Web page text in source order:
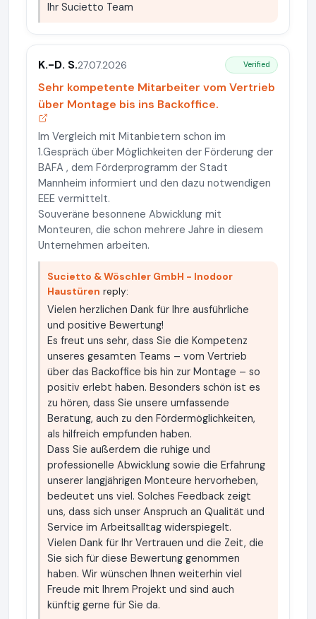
Ihr Sucietto Team
K.-D. S.27.07.2026 Verified
Sehr kompetente Mitarbeiter vom Vertrieb
über Montage bis ins Backoffice.
Im Vergleich mit Mitanbietern schon im
1.Gespräch über Möglichkeiten der Förderung der
BAFA , dem Förderprogramm der Stadt
Mannheim informiert und den dazu notwendigen
EEE vermittelt.
Souveräne besonnene Abwicklung mit
Monteuren, die schon mehrere Jahre in diesem
Unternehmen arbeiten.
Sucietto & Wöschler GmbH - Inodoor
Haustüren reply:
Vielen herzlichen Dank für Ihre ausführliche
und positive Bewertung!
Es freut uns sehr, dass Sie die Kompetenz
unseres gesamten Teams – vom Vertrieb
über das Backoffice bis hin zur Montage – so
positiv erlebt haben. Besonders schön ist es
zu hören, dass Sie unsere umfassende
Beratung, auch zu den Fördermöglichkeiten,
als hilfreich empfunden haben.
Dass Sie außerdem die ruhige und
professionelle Abwicklung sowie die Erfahrung
unserer langjährigen Monteure hervorheben,
bedeutet uns viel. Solches Feedback zeigt
uns, dass sich unser Anspruch an Qualität und
Service im Arbeitsalltag widerspiegelt.
Vielen Dank für Ihr Vertrauen und die Zeit, die
Sie sich für diese Bewertung genommen
haben. Wir wünschen Ihnen weiterhin viel
Freude mit Ihrem Projekt und sind auch
künftig gerne für Sie da.